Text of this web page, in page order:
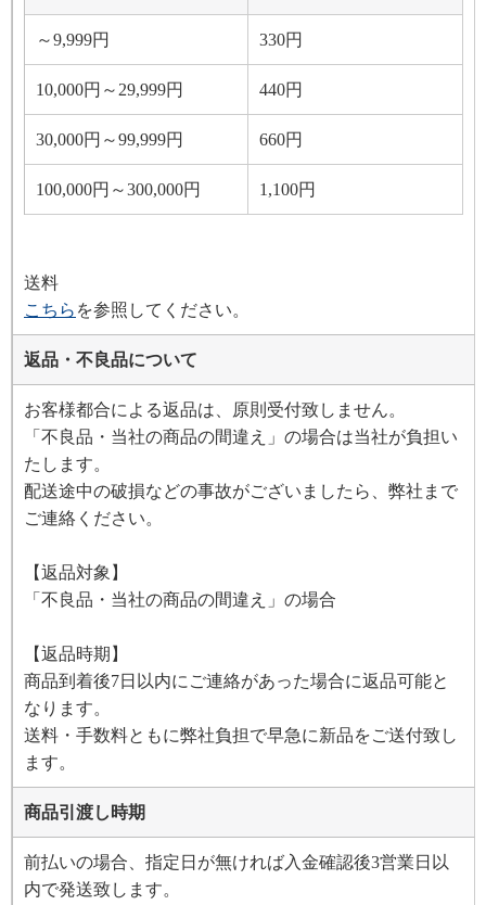
～9,999円 330円
10,000円～29,999円 440円
30,000円～99,999円 660円
100,000円～300,000円 1,100円
送料
こちら を参照してください。
返品・不良品について
お客様都合による返品は、原則受付致しません。
「不良品・当社の商品の間違え」の場合は当社が負担い
たします。
配送途中の破損などの事故がございましたら、弊社まで
ご連絡ください。
【返品対象】
「不良品・当社の商品の間違え」の場合
【返品時期】
商品到着後7日以内にご連絡があった場合に返品可能と
なります。
送料・手数料ともに弊社負担で早急に新品をご送付致し
ます。
商品引渡し時期
前払いの場合、指定日が無ければ入金確認後3営業日以
内で発送致します。